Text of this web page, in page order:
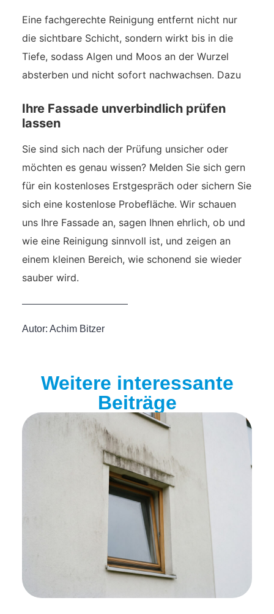
Eine fachgerechte Reinigung entfernt nicht nur
die sichtbare Schicht, sondern wirkt bis in die
Tiefe, sodass Algen und Moos an der Wurzel
absterben und nicht sofort nachwachsen. Dazu
Ihre Fassade unverbindlich prüfen
lassen
Sie sind sich nach der Prüfung unsicher oder
möchten es genau wissen? Melden Sie sich gern
für ein kostenloses Erstgespräch oder sichern Sie
sich eine kostenlose Probefläche. Wir schauen
uns Ihre Fassade an, sagen Ihnen ehrlich, ob und
wie eine Reinigung sinnvoll ist, und zeigen an
einem kleinen Bereich, wie schonend sie wieder
sauber wird.
Autor: Achim Bitzer
Weitere interessante
Beiträge